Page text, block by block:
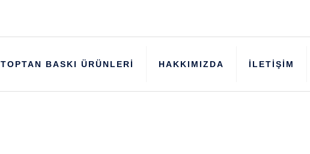
TOPTAN BASKI ÜRÜNLERİ HAKKIMIZDA İLETİŞİM